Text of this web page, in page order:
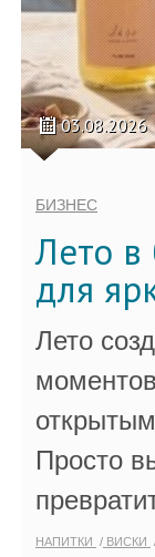
03.08.2026
БИЗНЕС
Лето в
для
Лето
Просто
НАПИТКИ ВИСКИ